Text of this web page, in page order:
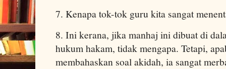
7. Kenapa tok-tok guru kita sangat
8. Ini kerana, jika manhaj ini dibuat di
hukum hakam, tidak mengapa. Tetapi,
membahaskan soal akidah, ia sangat